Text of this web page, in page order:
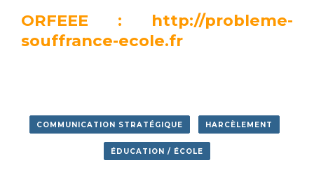
ORFEEE : http://probleme-
souffrance-ecole.fr
COMMUNICATION STRATÉGIQUE HARCÈLEMENT
ÉDUCATION / ÉCOLE